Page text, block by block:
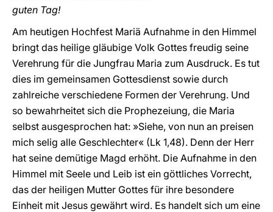
guten Tag!
Am heutigen Hochfest Mariä Aufnahme in den Himmel
bringt das heilige gläubige Volk Gottes freudig seine
Verehrung für die Jungfrau Maria zum Ausdruck. Es tut
dies im gemeinsamen Gottesdienst sowie durch
zahlreiche verschiedene Formen der Verehrung. Und
so bewahrheitet sich die Prophezeiung, die Maria
selbst ausgesprochen hat: »Siehe, von nun an preisen
mich selig alle Geschlechter« (Lk 1,48). Denn der Herr
hat seine demütige Magd erhöht. Die Aufnahme in den
Himmel mit Seele und Leib ist ein göttliches Vorrecht,
das der heiligen Mutter Gottes für ihre besondere
Einheit mit Jesus gewährt wird. Es handelt sich um eine